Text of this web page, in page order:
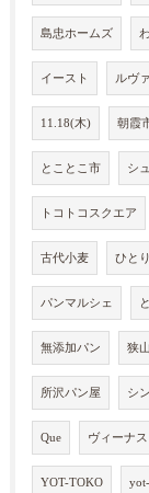
島忠ホームズ
イースト ルヴ
11.18(木) 朝霞
とことこ市 シ
トコトコスクエア
古代小麦 ひと
パンマルシェ
無添加パン 狭
所沢パン屋 シ
Que ヴィーナ
YOT-TOKO